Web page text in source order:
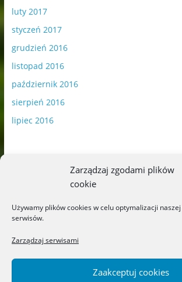
Zarządzaj zgodami plików
cookie
Używamy plików cookies w celu optymalizacji
serwisów.
Zarządzaj serwisami
Zaakceptuj cookies
luty 2017
styczeń 2017
grudzień 2016
listopad 2016
październik 2016
sierpień 2016
lipiec 2016